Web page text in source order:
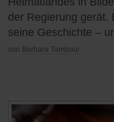
der Regierung gerät.
seine Geschichte –
von Barbara Tambour